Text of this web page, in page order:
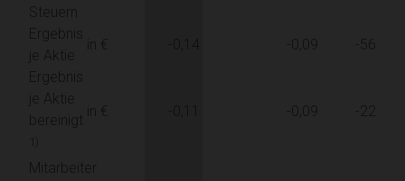
Steuern
Ergebnis
je Aktie
in € -0,09
-56
Ergebnis
je Aktie
bereinigt
in € -0,09
Mitarbeiter